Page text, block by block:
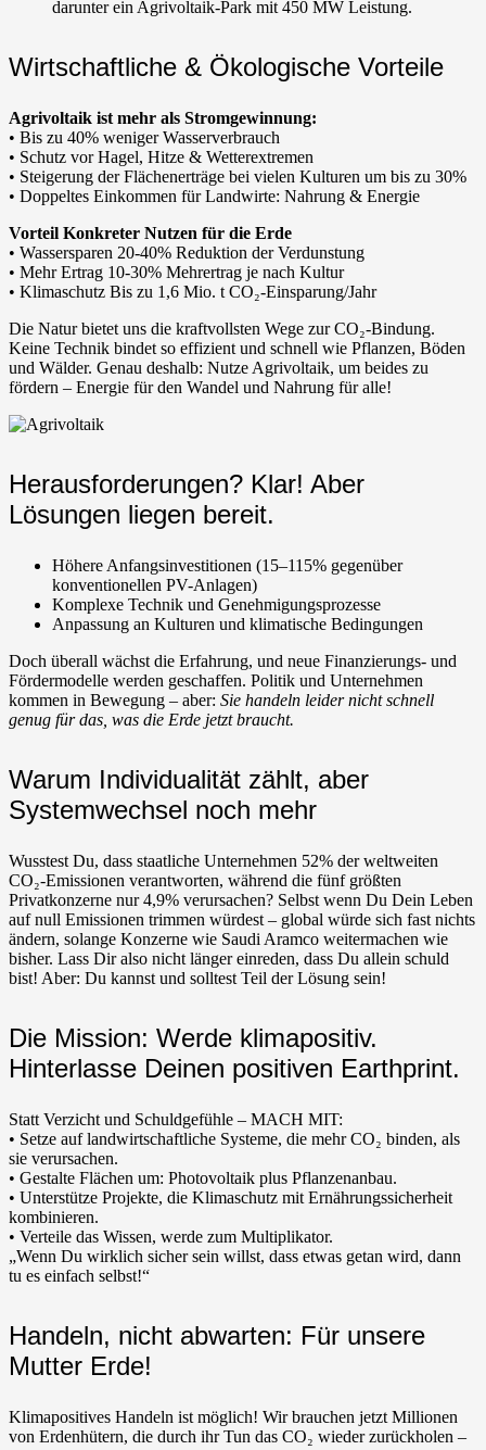
darunter ein Agrivoltaik-Park mit 450 MW Leistung.
Wirtschaftliche & Ökologische Vorteile
Agrivoltaik ist mehr als Stromgewinnung:
• Bis zu 40% weniger Wasserverbrauch
• Schutz vor Hagel, Hitze & Wetterextremen
• Steigerung der Flächenerträge bei vielen Kulturen um bis zu 30%
• Doppeltes Einkommen für Landwirte: Nahrung & Energie
Vorteil Konkreter Nutzen für die Erde
• Wassersparen 20-40% Reduktion der Verdunstung
• Mehr Ertrag 10-30% Mehrertrag je nach Kultur
• Klimaschutz Bis zu 1,6 Mio. t CO₂-Einsparung/Jahr
Die Natur bietet uns die kraftvollsten Wege zur CO₂-Bindung.
Keine Technik bindet so effizient und schnell wie Pflanzen, Böden
und Wälder. Genau deshalb: Nutze Agrivoltaik, um beides zu
fördern – Energie für den Wandel und Nahrung für alle!
Herausforderungen? Klar! Aber
Lösungen liegen bereit.
Höhere Anfangsinvestitionen (15–115% gegenüber
konventionellen PV-Anlagen)
Komplexe Technik und Genehmigungsprozesse
Anpassung an Kulturen und klimatische Bedingungen
Doch überall wächst die Erfahrung, und neue Finanzierungs- und
Fördermodelle werden geschaffen. Politik und Unternehmen
kommen in Bewegung – aber: Sie handeln leider nicht schnell
genug für das, was die Erde jetzt braucht.
Warum Individualität zählt, aber
Systemwechsel noch mehr
Wusstest Du, dass staatliche Unternehmen 52% der weltweiten
CO₂-Emissionen verantworten, während die fünf größten
Privatkonzerne nur 4,9% verursachen? Selbst wenn Du Dein Leben
auf null Emissionen trimmen würdest – global würde sich fast nichts
ändern, solange Konzerne wie Saudi Aramco weitermachen wie
bisher. Lass Dir also nicht länger einreden, dass Du allein schuld
bist! Aber: Du kannst und solltest Teil der Lösung sein!
Die Mission: Werde klimapositiv.
Hinterlasse Deinen positiven Earthprint.
Statt Verzicht und Schuldgefühle – MACH MIT:
• Setze auf landwirtschaftliche Systeme, die mehr CO₂ binden, als
sie verursachen.
• Gestalte Flächen um: Photovoltaik plus Pflanzenanbau.
• Unterstütze Projekte, die Klimaschutz mit Ernährungssicherheit
kombinieren.
• Verteile das Wissen, werde zum Multiplikator.
„Wenn Du wirklich sicher sein willst, dass etwas getan wird, dann
tu es einfach selbst!“
Handeln, nicht abwarten: Für unsere
Mutter Erde!
Klimapositives Handeln ist möglich! Wir brauchen jetzt Millionen
von Erdenhütern, die durch ihr Tun das CO₂ wieder zurückholen –